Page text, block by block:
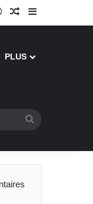
ConnexionArticle Aléatoire
PLUS